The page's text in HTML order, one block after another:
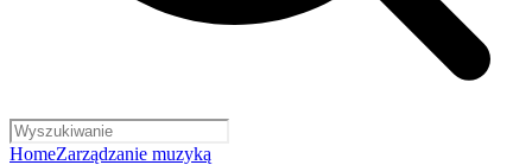
HomeZarządzanie muzyką